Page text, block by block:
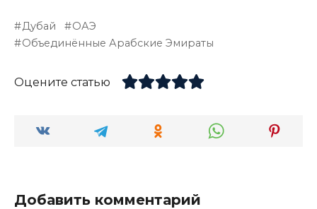
Дубай
ОАЭ
Объединённые Арабские Эмираты
Оцените статью
Добавить комментарий